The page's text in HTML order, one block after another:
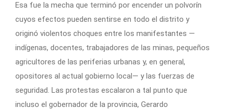
Esa fue la mecha que terminó por encender un polvorín
cuyos efectos pueden sentirse en todo el distrito y
originó violentos choques entre los manifestantes —
indígenas, docentes, trabajadores de las minas, pequeños
agricultores de las periferias urbanas y, en general,
opositores al actual gobierno local— y las fuerzas de
seguridad. Las protestas escalaron a tal punto que
incluso el gobernador de la provincia, Gerardo